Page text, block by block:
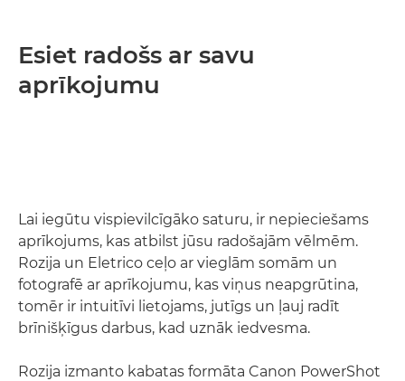
Esiet radošs ar savu
aprīkojumu
Lai iegūtu vispievilcīgāko saturu, ir nepieciešams
aprīkojums, kas atbilst jūsu radošajām vēlmēm.
Rozija un Eletrico ceļo ar vieglām somām un
fotografē ar aprīkojumu, kas viņus neapgrūtina,
tomēr ir intuitīvi lietojams, jutīgs un ļauj radīt
brīnišķīgus darbus, kad uznāk iedvesma.
Rozija izmanto kabatas formāta Canon PowerShot